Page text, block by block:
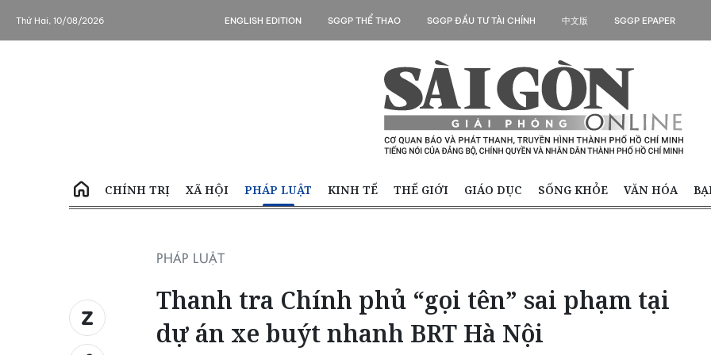
Thứ Hai, 10/08/2026 ENGLISH EDITION SGGP THỂ THAO SGGP ĐẦU TƯ TÀI CHÍNH 中文版 SGGP EPAPER
CHÍNH TRỊ XÃ HỘI PHÁP LUẬT KINH TẾ THẾ GIỚI GIÁO DỤC SỐNG KHỎE VĂN HÓA
PHÁP LUẬT
Thanh tra Chính phủ “gọi tên” sai phạm tại
dự án xe buýt nhanh BRT Hà Nội